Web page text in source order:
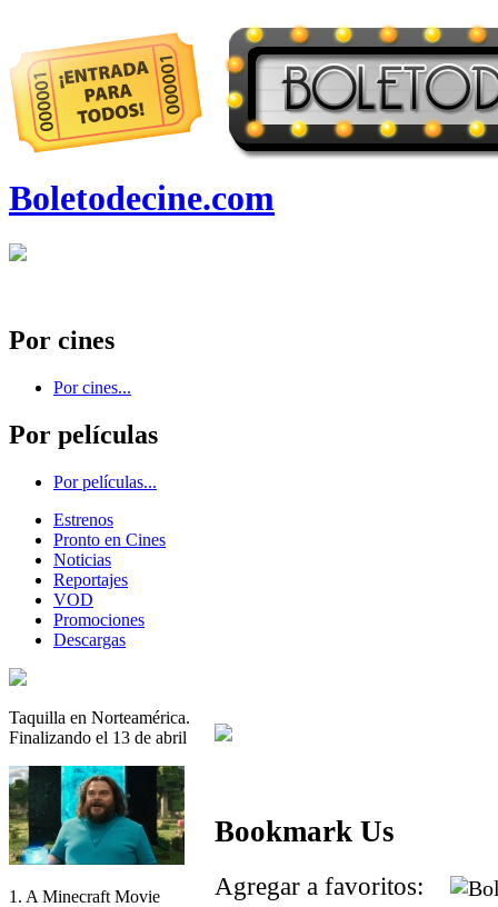
Boletodecine.com
Por cines
Por cines...
Por películas
Por películas...
Estrenos
Pronto en Cines
Noticias
Reportajes
VOD
Promociones
Descargas
Taquilla en Norteamérica.
Finalizando el 13 de abril
1. A Minecraft Movie
Bookmark Us
Agregar a favoritos: